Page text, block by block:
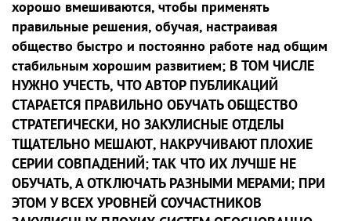
хорошо вмешиваются, чтобы применять
правильные решения, обучая, настраивая
общество быстро и постоянно работе над общим
стабильным хорошим развитием; В ТОМ ЧИСЛЕ
НУЖНО УЧЕСТЬ, ЧТО АВТОР ПУБЛИКАЦИЙ
СТАРАЕТСЯ ПРАВИЛЬНО ОБУЧАТЬ ОБЩЕСТВО
СТРАТЕГИЧЕСКИ, НО ЗАКУЛИСНЫЕ ОТДЕЛЫ
ТЩАТЕЛЬНО МЕШАЮТ, НАКРУЧИВАЮТ ПЛОХИЕ
СЕРИИ СОВПАДЕНИЙ; ТАК ЧТО ИХ ЛУЧШЕ НЕ
ОБУЧАТЬ, А ОТКЛЮЧАТЬ РАЗНЫМИ МЕРАМИ; ПРИ
ЭТОМ У ВСЕХ УРОВНЕЙ СОУЧАСТНИКОВ